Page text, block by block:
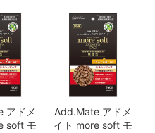
person
アドメ
soft モ
Add.Mate アドメ
イト more soft モ